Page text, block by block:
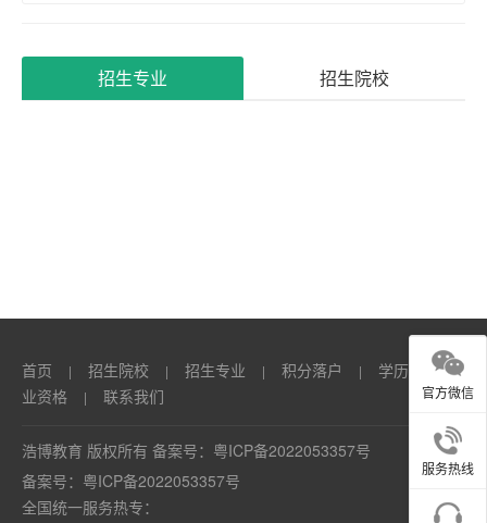
招生专业 招生院校
首页 | 招生院校 | 招生专业 | 积分落户 | 学历
职
业资格
| 联系我们
浩博教育 版权所有 备案号： 粤ICP备2022053357号
备案号： 粤ICP备2022053357号
全国统一服务热专：
官方微信
服务热线